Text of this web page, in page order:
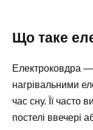
Що таке
Електроковдра
нагрівальними
час сну. Її часто
постелі ввечері